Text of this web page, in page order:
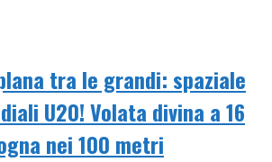
tra le grandi: spaziale
U20! Volata divina a 16
nei 100 metri